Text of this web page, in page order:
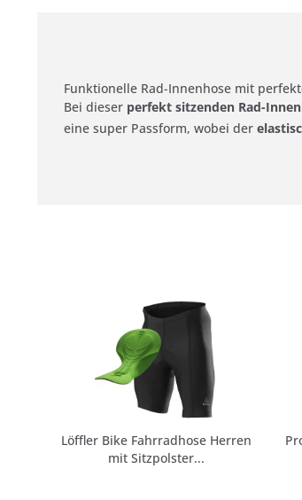
Funktionelle Rad-Innenhose mit
Bei dieser perfekt sitzenden Rad-
eine super Passform, wobei der
Löffler Bike Fahrradhose Herren
mit Sitzpolster...